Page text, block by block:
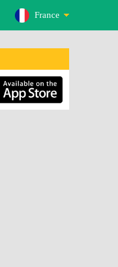
France